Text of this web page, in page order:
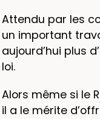
Attendu par les
un important
aujourd’hui plus
loi.
Alors même si le
il a le mérite